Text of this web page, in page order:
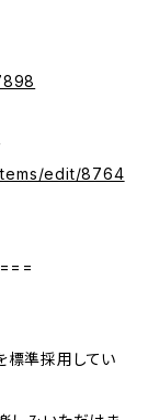
edit/8764
標準採用してい